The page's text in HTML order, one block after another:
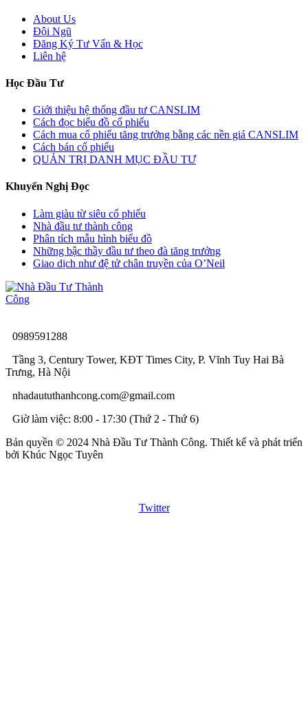
About Us
Đội Ngũ
Đăng Ký Tư Vấn & Học
Liên hệ
Học Đầu Tư
Giới thiệu hệ thống đầu tư CANSLIM
Cách đọc biểu đồ cổ phiếu
Cách mua cổ phiếu tăng trưởng bằng các nền giá CANSLIM
Cách bán cổ phiếu
QUẢN TRỊ DANH MỤC ĐẦU TƯ
Khuyến Nghị Đọc
Làm giàu từ siêu cổ phiếu
Nhà đầu tư thành công
Phân tích mẫu hình biểu đồ
Những bậc thầy đầu tư theo đà tăng trưởng
Giao dịch như đệ tử chân truyền của O’Neil
0989591288
Tầng 3, Century Tower, KĐT Times City, P. Vĩnh Tuy Hai Bà
Trưng, Hà Nội
nhadaututhanhcong.com@gmail.com
Giờ làm việc: 8:00 - 17:30 (Thứ 2 - Thứ 6)
Bản quyền © 2024 Nhà Đầu Tư Thành Công. Thiết kế và phát triển
bởi Khúc Ngọc Tuyên
Twitter